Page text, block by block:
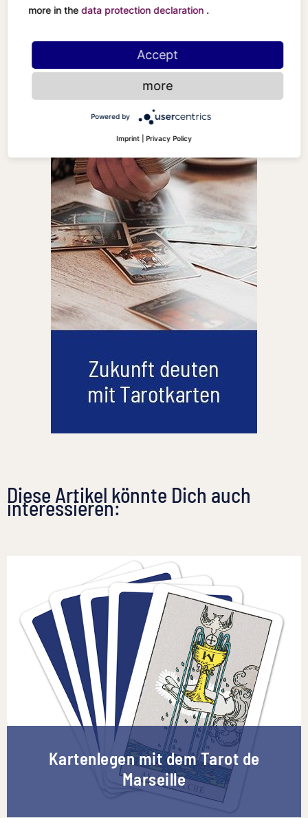
Diese Artikel könnte Dich auch
interessieren:
Kartenlegen mit dem Tarot de
Marseille
more in thedata protection declaration .
Accept
more
Powered by
Imprint Privacy Policy